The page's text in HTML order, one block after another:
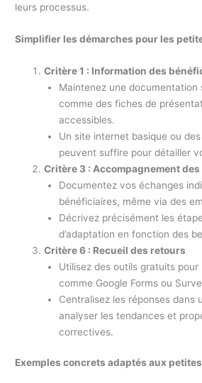
leurs processus.
Simplifier les démarches pour les
Critère 1 : Information des
Maintenez une documentation
comme des fiches de
accessibles.
Un site internet basique ou
peuvent suffire pour détailler
Critère 3 : Accompagnement
Documentez vos échanges
bénéficiaires, même via des
Décrivez précisément les
d’adaptation en fonction des
Critère 6 : Recueil des retours
Utilisez des outils gratuits
comme Google Forms ou
Centralisez les réponses dans
analyser les tendances et
correctives.
Exemples concrets adaptés aux